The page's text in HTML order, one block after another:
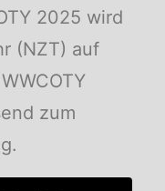
2025 wird
(NZT) auf
zum